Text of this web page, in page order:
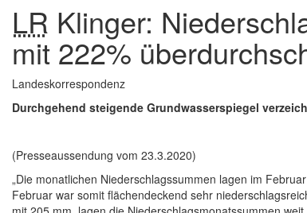
LR Klinger:
mit 222%
Landeskorrespondenz
Durchgehend steigende Grundwasserspiegel
(Presseaussendung vom 23.3.2020)
„Die monatlichen Niederschlagssummen lagen im
Februar war somit flächendeckend sehr